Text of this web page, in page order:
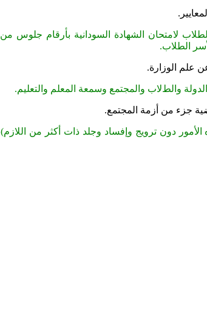
لامتحان الشهادة السودانية بأرقام جلوس من
الطلاب.
علم الوزارة.
والطﻻب والمجتمع وسمعة المعلم والتعليم.
جزء من أزمة المجتمع.
دون ترويج وإفساد وجلد ذات أكثر من